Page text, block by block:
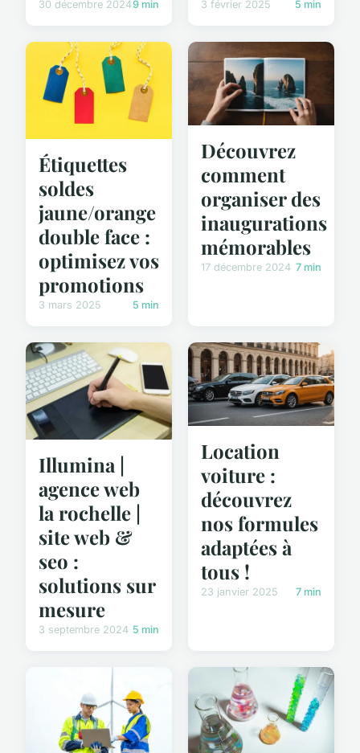
30 décembre 20249 min 3 février 2025 5 min
Étiquettes
soldes
jaune/orange
double face :
optimisez vos
promotions
3 mars 2025 5 min
Découvrez
comment
organiser des
inaugurations
mémorables
17 décembre 2024 7 min
Illumina |
agence web
la rochelle |
site web &
seo :
solutions sur
mesure
3 septembre 2024 5 min
Location
voiture :
découvrez
nos formules
adaptées à
tous !
23 janvier 2025 7 min